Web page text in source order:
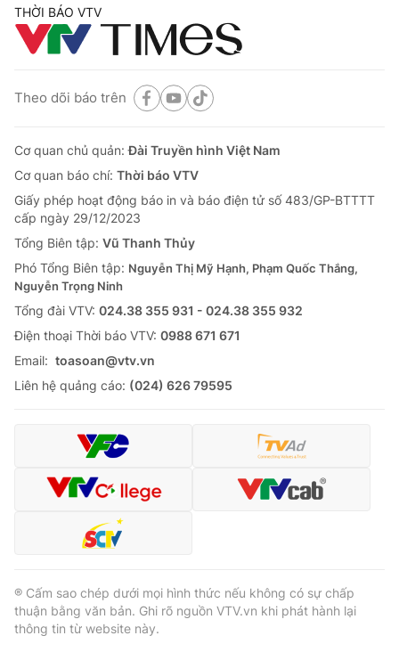
THỜI BÁO VTV
Theo dõi báo trên
Cơ quan chủ quản:Đài Truyền hình Việt Nam
Cơ quan báo chí: Thời báo VTV
Giấy phép hoạt động báo in và báo điện tử số 483/GP-BTTTT
cấp ngày 29/12/2023
Tổng Biên tập: Vũ Thanh Thủy
Phó Tổng Biên tập: Nguyễn Thị Mỹ Hạnh, Phạm Quốc Thắng,
Nguyễn Trọng Ninh
Tổng đài VTV: 024.38 355 931 - 024.38 355 932
Ðiện thoại Thời báo VTV: 0988 671 671
Email: toasoan@vtv.vn
Liên hệ quảng cáo: (024) 626 79595
® Cấm sao chép dưới mọi hình thức nếu không có sự chấp
thuận bằng văn bản. Ghi rõ nguồn VTV.vn khi phát hành lại
thông tin từ website này.